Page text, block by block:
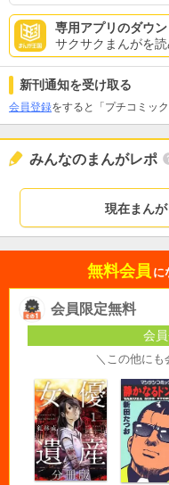
専用アプリのダウ
サクサクまんがを読
新刊通知を受け取る
会員登録をすると「プチコミッ
みんなのまんがレポ
現在まん
無料会員 に
会員限定無料
会
＼この他にも